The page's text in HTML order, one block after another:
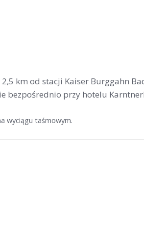
km od stacji Kaiser Burggahn
bezpośrednio przy hotelu
wyciągu taśmowym.